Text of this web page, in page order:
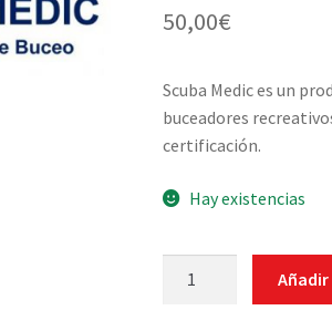
50,00€
Scuba Medic es un
buceadores
certificación.
Hay existencias